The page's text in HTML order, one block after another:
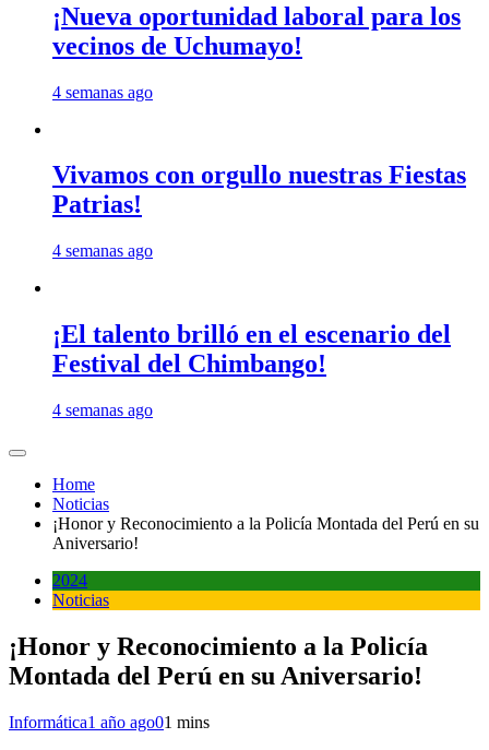
¡Nueva oportunidad laboral para los
vecinos de Uchumayo!
4 semanas ago
Vivamos con orgullo nuestras Fiestas
Patrias!
4 semanas ago
¡El talento brilló en el escenario del
Festival del Chimbango!
4 semanas ago
Home
Noticias
¡Honor y Reconocimiento a la Policía Montada del Perú en su
Aniversario!
2024
Noticias
¡Honor y Reconocimiento a la Policía
Montada del Perú en su Aniversario!
Informática1 año ago01 mins